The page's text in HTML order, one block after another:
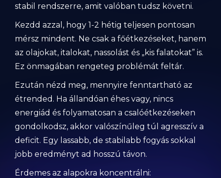
stabil rendszerre, amit valóban tudsz követni.
Kezdd azzal, hogy 1-2 hétig teljesen pontosan
mérsz mindent. Ne csak a főétkezéseket, hanem
az olajokat, italokat, nassolást és „kis falatokat” is.
Ez önmagában rengeteg problémát feltár.
Ezután nézd meg, mennyire fenntartható az
étrended. Ha állandóan éhes vagy, nincs
energiád és folyamatosan a csalóétkezéseken
gondolkodsz, akkor valószínűleg túl agresszív a
deficit. Egy lassabb, de stabilabb fogyás sokkal
jobb eredményt ad hosszú távon.
Érdemes az alapokra koncentrálni: